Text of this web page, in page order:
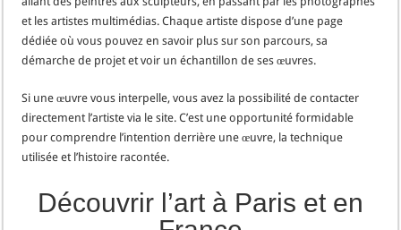
et les artistes multimédias. Chaque artiste dispose d’une page
dédiée où vous pouvez en savoir plus sur son parcours, sa
démarche de projet et voir un échantillon de ses œuvres.
Si une œuvre vous interpelle, vous avez la possibilité de contacter
directement l’artiste via le site. C’est une opportunité formidable
pour comprendre l’intention derrière une œuvre, la technique
utilisée et l’histoire racontée.
Découvrir l’art à Paris et en